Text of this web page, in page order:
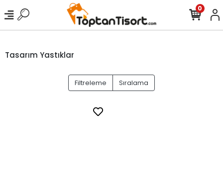
0
Tasarım Yastıklar
Filtreleme Sıralama